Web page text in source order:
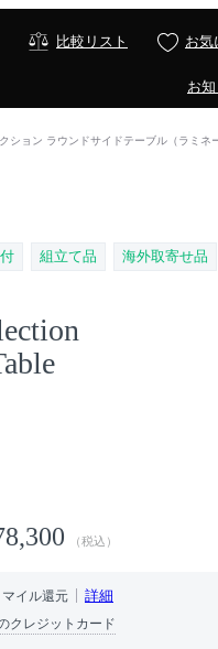
比較リスト お気
お
ション ラウンドサイドテーブル（ラミネ
組立て品 海外取寄せ品
（税込）
マイル還元 詳細
クレジットカード